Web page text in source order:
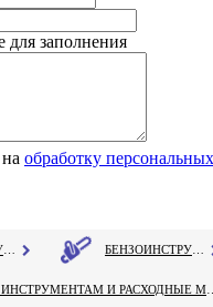
для заполнения
обработку